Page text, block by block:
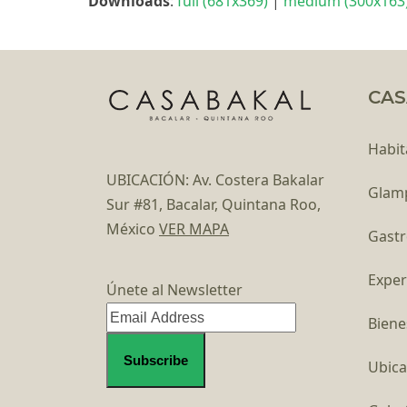
UBICACIÓN: Av. Costera Bakalar
Sur #81, Bacalar, Quintana Roo,
México VER MAPA
Únete al Newsletter